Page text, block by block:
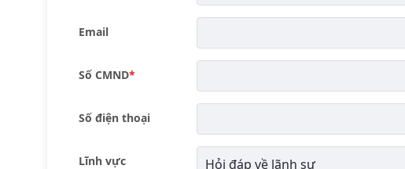
Email
Số CMND
Số điện thoại
Lĩnh vực